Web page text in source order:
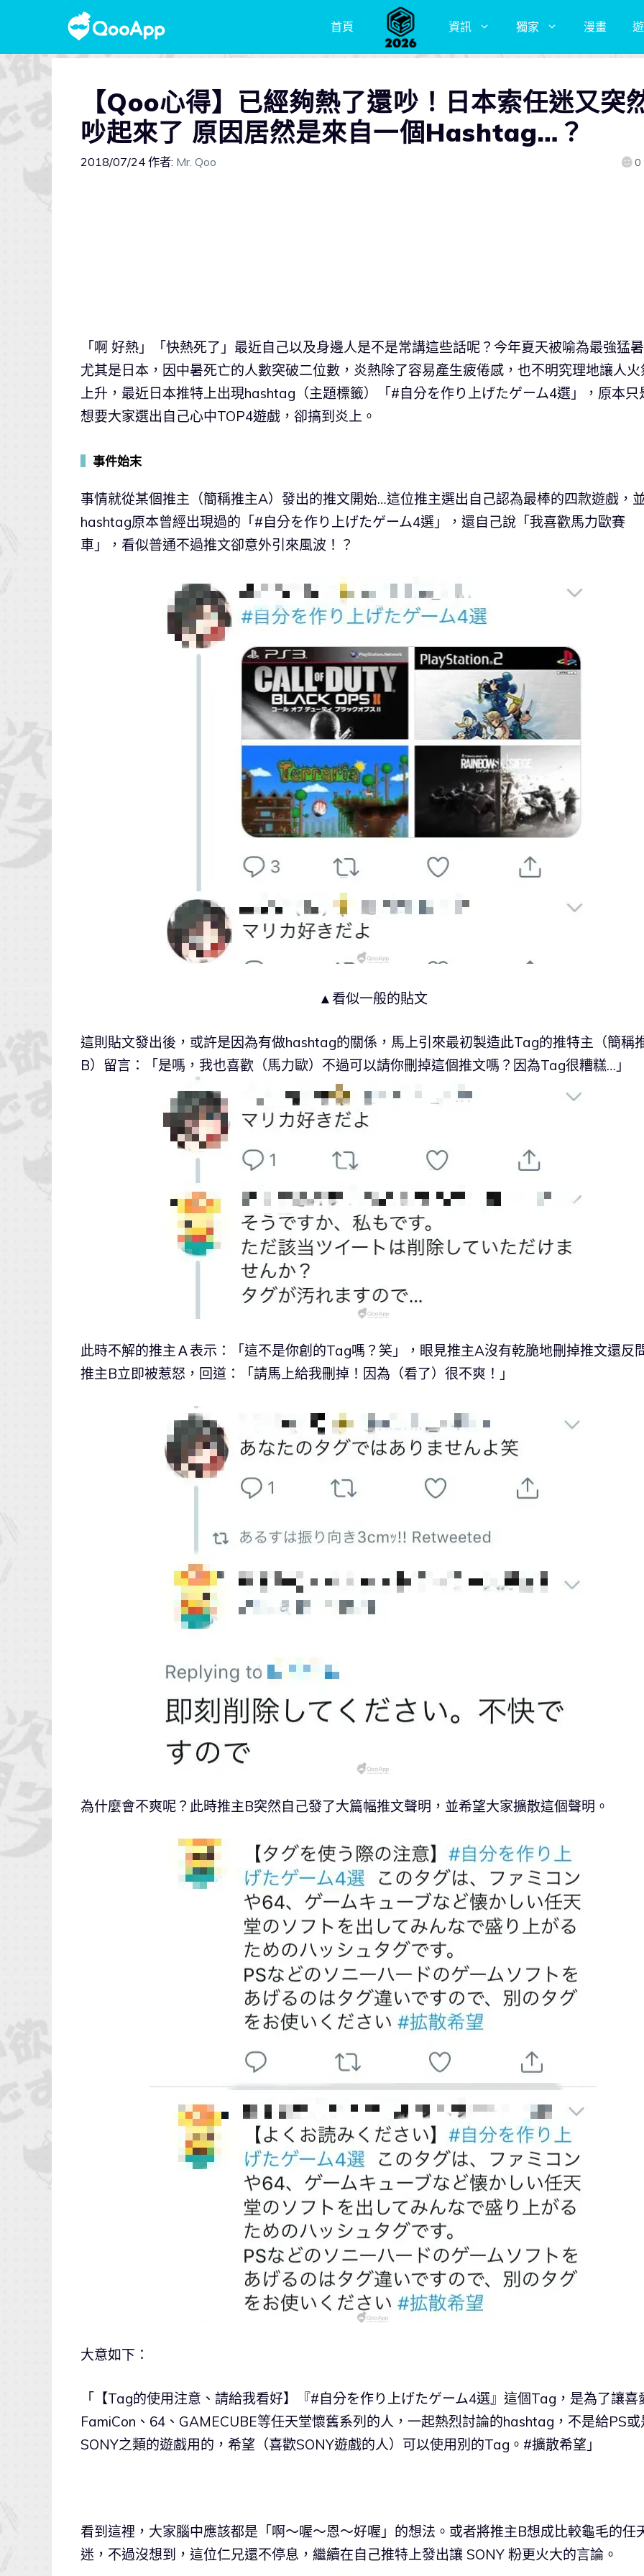
首頁 資訊 獨家 漫畫
【Qoo心得】已經夠熱了還吵！日本索任迷又突
吵起來了 原因居然是來自一個Hashtag…？
2018/07/24 作者: Mr. Qoo 0
「啊 好熱」「快熱死了」最近自己以及身邊人是不是常講這些話呢？今年夏天被喻為最強猛
尤其是日本，因中暑死亡的人數突破二位數，炎熱除了容易產生疲倦感，也不明究理地讓人火
上升，最近日本推特上出現hashtag（主題標籤）「#自分を作り上げたゲーム4選」，原本只
想要大家選出自己心中TOP4遊戲，卻搞到炎上。
事件始末
事情就從某個推主（簡稱推主A）發出的推文開始…這位推主選出自己認為最棒的四款遊戲，
hashtag原本曾經出現過的「#自分を作り上げたゲーム4選」，還自己說「我喜歡馬力歐賽
車」，看似普通不過推文卻意外引來風波！？
▲看似一般的貼文
這則貼文發出後，或許是因為有做hashtag的關係，馬上引來最初製造此Tag的推特主（簡稱
B）留言：「是嗎，我也喜歡（馬力歐）不過可以請你刪掉這個推文嗎？因為Tag很糟糕…」
此時不解的推主Ａ表示：「這不是你創的Tag嗎？笑」，眼見推主A沒有乾脆地刪掉推文還反
推主B立即被惹怒，回道：「請馬上給我刪掉！因為（看了）很不爽！」
為什麼會不爽呢？此時推主B突然自己發了大篇幅推文聲明，並希望大家擴散這個聲明。
大意如下：
「【Tag的使用注意、請給我看好】『#自分を作り上げたゲーム4選』這個Tag，是為了讓喜
FamiCon、64、GAMECUBE等任天堂懷舊系列的人，一起熱烈討論的hashtag，不是給PS或
SONY之類的遊戲用的，希望（喜歡SONY遊戲的人）可以使用別的Tag。#擴散希望」
看到這裡，大家腦中應該都是「啊～喔～恩～好喔」的想法。或者將推主B想成比較龜毛的任
迷，不過沒想到，這位仁兄還不停息，繼續在自己推特上發出讓 SONY 粉更火大的言論。